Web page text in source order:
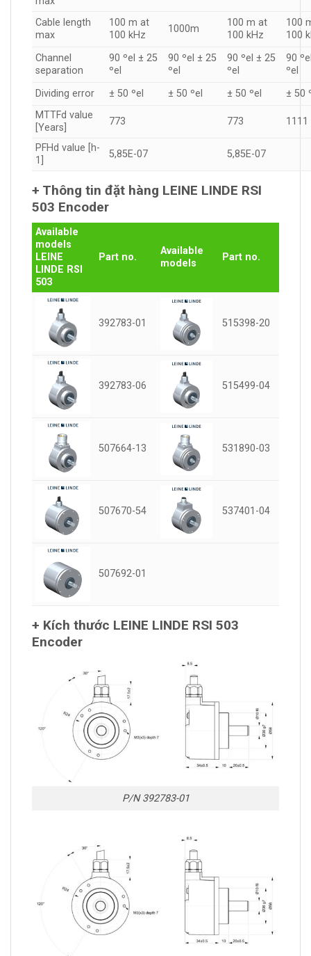
Cable length
max
100 m at
100 kHz
1000m
100 m at
100 kHz
100
100
Channel
separation
90 ºel ± 25
ºel
90 ºel ± 25
ºel
90 ºel ± 25
ºel
90
ºel
Dividing error
± 50 ºel ± 50 ºel ± 50 ºel
± 50
MTTFd value
[Years]
773 773 1111
PFHd value [h-
1]
5,85E-07 5,85E-07
+ Thông tin đặt hàng LEINE LINDE RSI
503 Encoder
Available
models
LEINE
LINDE RSI
503
Part no.
Available
models
Part no.
392783-01 515398-20
392783-06 515499-04
507664-13 531890-03
507670-54 537401-04
507692-01
+ Kích thước LEINE LINDE RSI 503
Encoder
P/N 392783-01